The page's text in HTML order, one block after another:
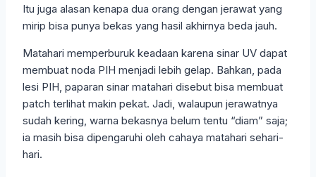
Itu juga alasan kenapa dua orang dengan jerawat yang
mirip bisa punya bekas yang hasil akhirnya beda jauh.
Matahari memperburuk keadaan karena sinar UV dapat
membuat noda PIH menjadi lebih gelap. Bahkan, pada
lesi PIH, paparan sinar matahari disebut bisa membuat
patch terlihat makin pekat. Jadi, walaupun jerawatnya
sudah kering, warna bekasnya belum tentu “diam” saja;
ia masih bisa dipengaruhi oleh cahaya matahari sehari-
hari.